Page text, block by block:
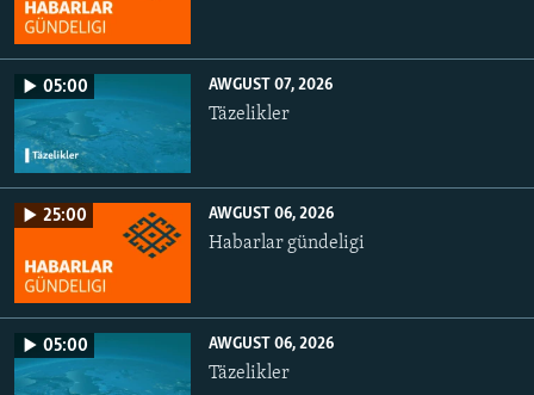
05:00 AWGUST 07, 2026
Täzelikler
25:00 AWGUST 06, 2026
Habarlar gündeligi
05:00 AWGUST 06, 2026
Täzelikler